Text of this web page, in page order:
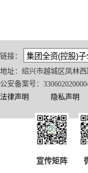
链接：
地址：绍兴市越城区凤林西
公安备案号：
法律声明
隐私声明
宣传矩阵